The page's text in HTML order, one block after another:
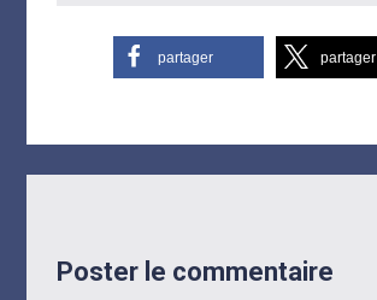
partager partager
Poster le commentaire